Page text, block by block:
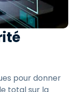
pour donner
total sur la